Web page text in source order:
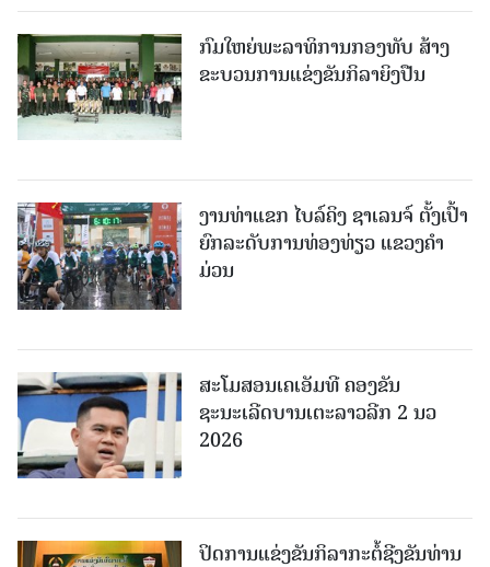
ກົມໃຫຍ່ພະລາທິການກອງທັບ ສ້າງ
ຂະບວນການແຂ່ງຂັນກິລາຍິງປືນ
ງານທ່າແຂກ ໄບລ໌ຄິງ ຊາເລນຈ໌ ຕັ້ງເປົ້າ
ຍົກລະດັບການທ່ອງທ່ຽວ ແຂວງຄໍາ
ມ່ວນ
ສະໂມສອນເຄເອັມທີ ຄອງຂັນ
ຊະນະເລີດບານເຕະລາວລີກ 2 ນວ
2026
ປິດການແຂ່ງຂັນກິລາກະຕໍ້ຊີງຂັນທ່ານ